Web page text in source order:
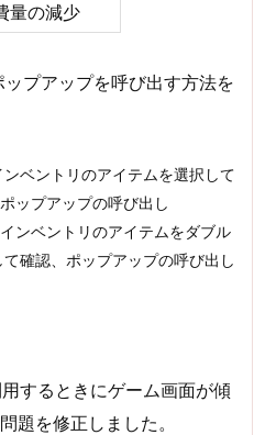
量の減少
プアップを呼び出す方法を
ベントリのアイテムを選択して
ップアップの呼び出し
ンベントリのアイテムをダブル
確認、ポップアップの呼び出し
するときにゲーム画面が傾
題を修正しました。